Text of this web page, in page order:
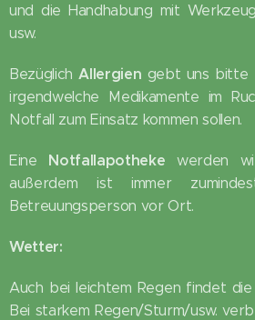
und die Handhabung mit
usw.
Bezüglich Allergien gebt uns bitte
irgendwelche Medikamente im
Notfall zum Einsatz kommen sollen.
Eine Notfallapotheke werden
außerdem ist immer
Betreuungsperson vor Ort.
Wetter:
Auch bei leichtem Regen findet
Bei starkem Regen/Sturm/usw.